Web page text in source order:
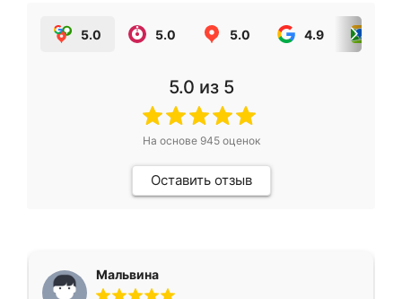
5.0 5.0 5.0 4.9
5.0 из 5
На основе 945оценок
Оставить отзыв
Мальвина